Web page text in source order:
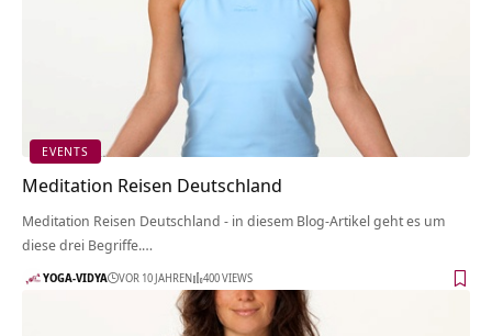
EVENTS
Meditation Reisen Deutschland
Meditation Reisen Deutschland - in diesem Blog-Artikel geht es um
diese drei Begriffe.…
YOGA-VIDYA VOR 10 JAHREN 400 VIEWS